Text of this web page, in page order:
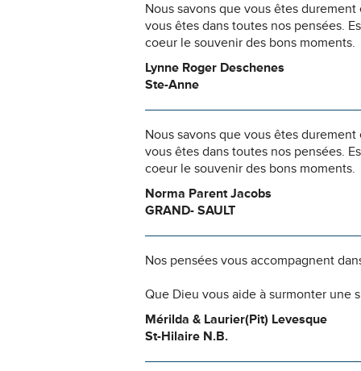
Nous savons que vous êtes
vous êtes dans toutes nos pensées.
coeur le souvenir des bons moments.
Lynne Roger Deschenes
Ste-Anne
Nous savons que vous êtes
vous êtes dans toutes nos pensées.
coeur le souvenir des bons moments.
Norma Parent Jacobs
GRAND- SAULT
Nos pensées vous accompagnent
Que Dieu vous aide à surmonter une
Mérilda & Laurier(Pit) Levesque
St-Hilaire N.B.